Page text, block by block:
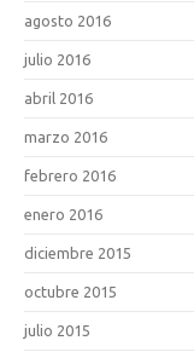
agosto 2016
julio 2016
abril 2016
marzo 2016
febrero 2016
enero 2016
diciembre 2015
octubre 2015
julio 2015